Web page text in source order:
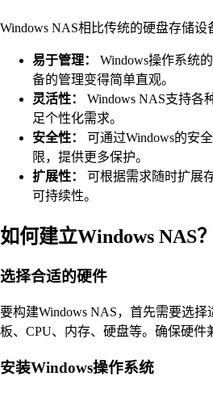
Windows NAS相比传统的硬盘存储设
易于管理：
Windows操作系统
备的管理变得简单直观。
灵活性：
Windows NAS支持各
足个性化需求。
安全性：
可通过Windows的安
限，提供更多保护。
扩展性：
可根据需求随时扩展
可持续性。
如何建立Windows NAS？
选择合适的硬件
要构建Windows NAS，首先需要选
板、CPU、内存、硬盘等。确保硬件
安装Windows操作系统